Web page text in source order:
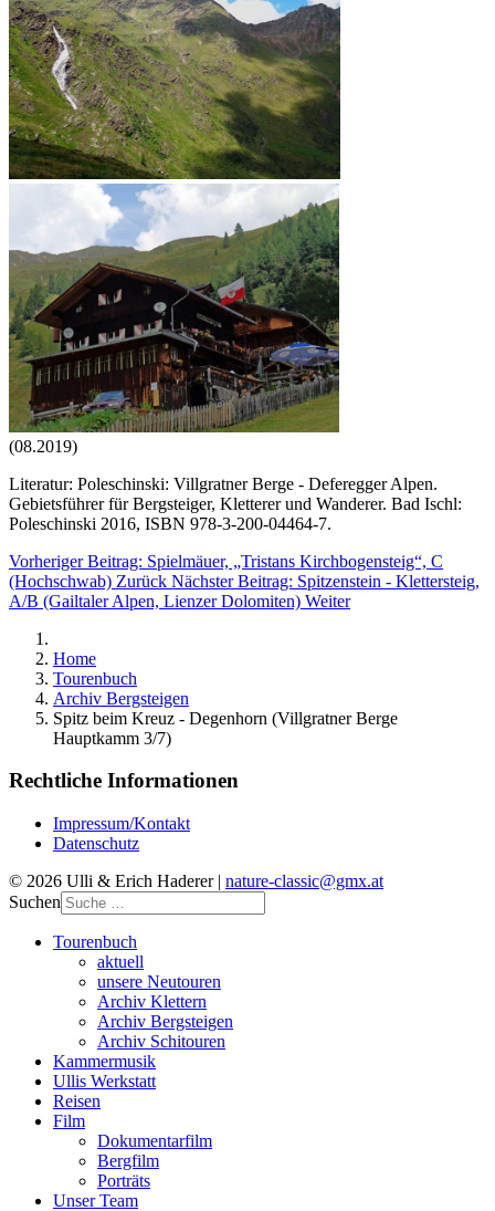
(08.2019)
Literatur: Poleschinski: Villgratner Berge - Deferegger Alpen.
Gebietsführer für Bergsteiger, Kletterer und Wanderer. Bad Ischl:
Poleschinski 2016, ISBN 978-3-200-04464-7.
Vorheriger Beitrag: Spielmäuer, „Tristans Kirchbogensteig“, C
(Hochschwab) Zurück Nächster Beitrag: Spitzenstein - Klettersteig,
A/B (Gailtaler Alpen, Lienzer Dolomiten) Weiter
Home
Tourenbuch
Archiv Bergsteigen
Spitz beim Kreuz - Degenhorn (Villgratner Berge
Hauptkamm 3/7)
Rechtliche Informationen
Impressum/Kontakt
Datenschutz
© 2026 Ulli & Erich Haderer | nature-classic@gmx.at
Suchen
Tourenbuch
aktuell
unsere Neutouren
Archiv Klettern
Archiv Bergsteigen
Archiv Schitouren
Kammermusik
Ullis Werkstatt
Reisen
Film
Dokumentarfilm
Bergfilm
Porträts
Unser Team